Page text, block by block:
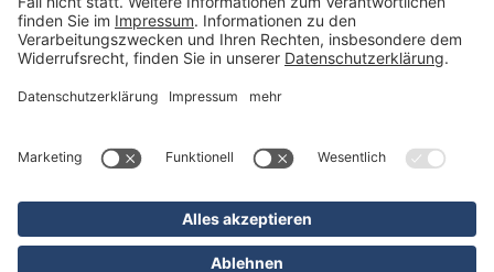
Ausgezeichnet
* Alle Preise inkl. deutscher MwSt., zzgl. Versandkosten
** Unverbindliche Preisempfehlung des Herstellers